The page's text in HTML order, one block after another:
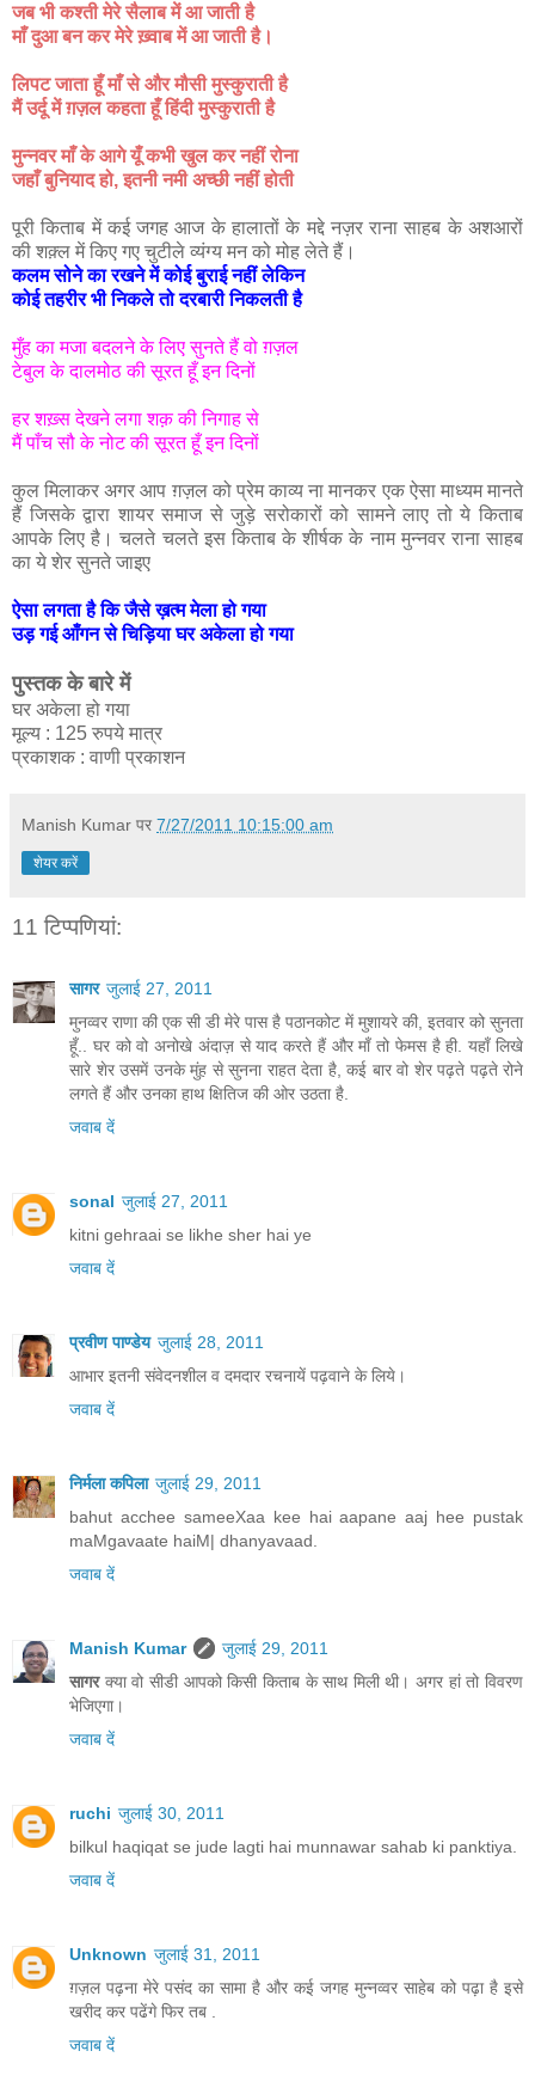
जब भी कश्ती मेरे सैलाब में आ जाती है
माँ दुआ बन कर मेरे ख़्वाब में आ जाती है।
लिपट जाता हूँ माँ से और मौसी मुस्कुराती है
मैं उर्दू में ग़ज़ल कहता हूँ हिंदी मुस्कुराती है
मुन्नवर माँ के आगे यूँ कभी खुल कर नहीं रोना
जहाँ बुनियाद हो, इतनी नमी अच्छी नहीं होती
पूरी किताब में कई जगह आज के हालातों के मद्दे नज़र राना साहब के अशआरों
की शक़्ल में किए गए चुटीले व्यंग्य मन को मोह लेते हैं।
कलम सोने का रखने में कोई बुराई नहीं लेकिन
कोई तहरीर भी निकले तो दरबारी निकलती है
मुँह का मजा बदलने के लिए सुनते हैं वो ग़ज़ल
टेबुल के दालमोठ की सूरत हूँ इन दिनों
हर शख़्स देखने लगा शक़ की निगाह से
मैं पाँच सौ के नोट की सूरत हूँ इन दिनों
कुल मिलाकर अगर आप ग़ज़ल को प्रेम काव्य ना मानकर एक ऐसा माध्यम मानते
हैं जिसके द्वारा शायर समाज से जुड़े सरोकारों को सामने लाए तो ये किताब
आपके लिए है। चलते चलते इस किताब के शीर्षक के नाम मुन्नवर राना साहब
का ये शेर सुनते जाइए
ऐसा लगता है कि जैसे ख़त्म मेला हो गया
उड़ गई आँगन से चिड़िया घर अकेला हो गया
पुस्तक के बारे में
घर अकेला हो गया
मूल्य : 125 रुपये मात्र
प्रकाशक : वाणी प्रकाशन
Manish Kumar पर 7/27/2011 10:15:00 am
शेयर करें
11 टिप्‍पणियां:
सागर जुलाई 27, 2011
मुनव्वर राणा की एक सी डी मेरे पास है पठानकोट में मुशायरे की, इतवार को सुनता
हूँ.. घर को वो अनोखे अंदाज़ से याद करते हैं और माँ तो फेमस है ही. यहाँ लिखे
सारे शेर उसमें उनके मुंह से सुनना राहत देता है, कई बार वो शेर पढ़ते पढ़ते रोने
लगते हैं और उनका हाथ क्षितिज की ओर उठता है.
जवाब दें
sonal जुलाई 27, 2011
kitni gehraai se likhe sher hai ye
जवाब दें
प्रवीण पाण्डेय जुलाई 28, 2011
आभार इतनी संवेदनशील व दमदार रचनायें पढ़वाने के लिये।
जवाब दें
निर्मला कपिला जुलाई 29, 2011
bahut acchee sameeXaa kee hai aapane aaj hee pustak
maMgavaate haiM| dhanyavaad.
जवाब दें
Manish Kumar
जुलाई 29, 2011
सागरक्या वो सीडी आपको किसी किताब के साथ मिली थी। अगर हां तो विवरण
भेजिएगा।
जवाब दें
ruchi जुलाई 30, 2011
bilkul haqiqat se jude lagti hai munnawar sahab ki panktiya.
जवाब दें
Unknown जुलाई 31, 2011
ग़ज़ल पढ़ना मेरे पसंद का सामा है और कई जगह मुन्नव्वर साहेब को पढ़ा है इसे
खरीद कर पढेंगे फिर तब .
जवाब दें